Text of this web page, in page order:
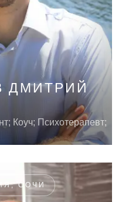
ДМИТРИЙ
Коуч; Психотерапевт;
СОЧИ